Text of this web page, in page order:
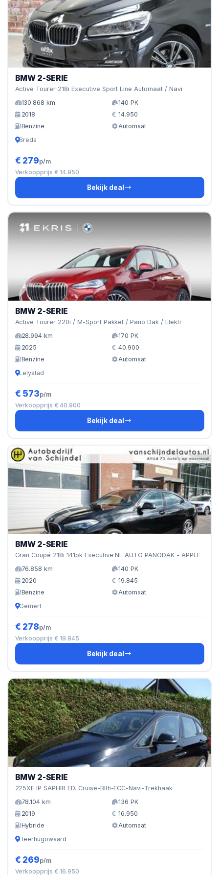
BMW 2-SERIE
Active Tourer 218i Executive Sport Line Automaat / Navi
130.868 km
140 PK
2018
14.950
Benzine
Automaat
Breda
€ 279p/m
Verkoopprijs € 14.950
Bekijk deal
BMW 2-SERIE
Active Tourer 220i / M-Sport Pakket / Pano Dak / Elektr
28.994 km
170 PK
2025
40.900
Benzine
Automaat
Lelystad
€ 573p/m
Verkoopprijs € 40.900
Bekijk deal
BMW 2-SERIE
Gran Coupé 218i 141pk Executive NL AUTO PANODAK - APPLE
76.858 km
140 PK
2020
19.845
Benzine
Automaat
Gemert
€ 278p/m
Verkoopprijs € 19.845
Bekijk deal
BMW 2-SERIE
225XE IP SAPHIR ED. Cruise-Blth-ECC-Navi-Trekhaak
78.104 km
136 PK
2019
16.950
Hybride
Automaat
Heerhugowaard
€ 269p/m
Verkoopprijs € 16.950